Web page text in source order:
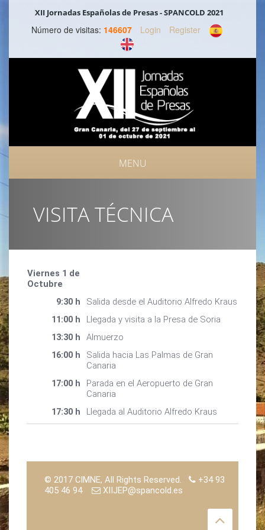
XII Jornadas Españolas de Presas - SPANCOLD 2021
Número de visitas: 146607 Login Register
MENU
VISITA TÉCNICA
Viernes 1 de
Octubre
9:30 h
Salida desde el Auditorio Alfredo Kraus
11:00 h
Llegada y visita a la Presa de Soria
13:30 h
Almuerzo
16:00 h
Salida hacia Las Palmas de Gran
Canaria
17:00 h
Parada en el Aeropuerto de Gran
Canaria
17:30 h
Llegada al Auditorio Alfredo Kraus
© 2017 CIMNE, All Rights Reserved.
+34 93
405 46 94
XIIJEP@spancold.es